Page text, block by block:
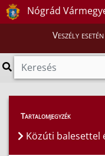
Nógrád
Veszély
Híreink > Hírek
Tartalomjegyzék
Közúti balesettel